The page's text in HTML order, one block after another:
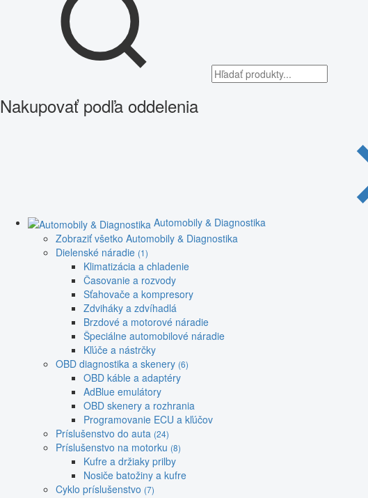
Nakupovať podľa oddelenia
Automobily & Diagnostika
Zobraziť všetko Automobily & Diagnostika
Dielenské náradie (1)
Klimatizácia a chladenie
Časovanie a rozvody
Sťahovače a kompresory
Zdviháky a zdvíhadlá
Brzdové a motorové náradie
Špeciálne automobilové náradie
Kľúče a nástrčky
OBD diagnostika a skenery (6)
OBD káble a adaptéry
AdBlue emulátory
OBD skenery a rozhrania
Programovanie ECU a kľúčov
Príslušenstvo do auta (24)
Príslušenstvo na motorku (8)
Kufre a držiaky prilby
Nosiče batožiny a kufre
Cyklo príslušenstvo (7)